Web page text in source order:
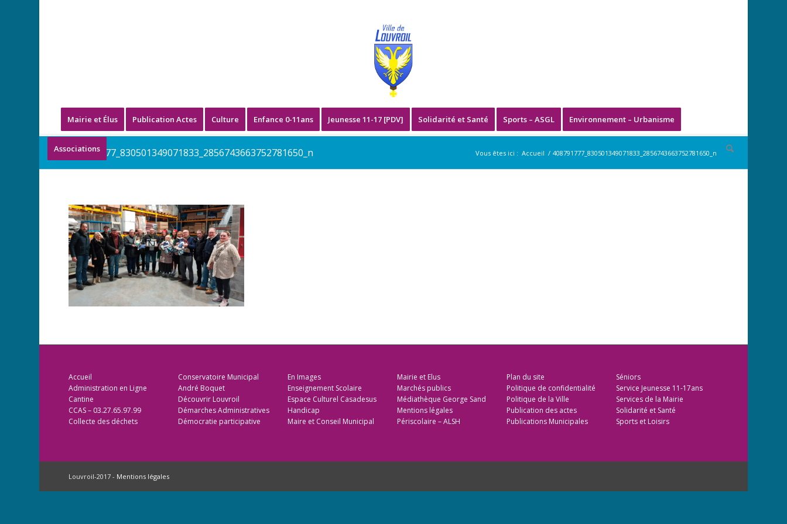
Mairie et Élus Publication Actes Culture Enfance 0-11ans Jeunesse 11-17 [PDV] Solidarité et Santé Sports – ASGL Environnement – Urbanisme
Associations
408791777_830501349071833_2856743663752781650_n Vous êtes ici : Accueil / 408791777_830501349071833_2856743663752781650_n
Accueil
Administration en Ligne
Cantine
CCAS – 03.27.65.97.99
Collecte des déchets
Conservatoire Municipal
André Boquet
Découvrir Louvroil
Démarches Administratives
Démocratie participative
En Images
Enseignement Scolaire
Espace Culturel Casadesus
Handicap
Maire et Conseil Municipal
Mairie et Elus
Marchés publics
Médiathèque George Sand
Mentions légales
Périscolaire – ALSH
Plan du site
Politique de confidentialité
Politique de la Ville
Publication des actes
Publications Municipales
Séniors
Service Jeunesse 11-17ans
Services de la Mairie
Solidarité et Santé
Sports et Loisirs
Louvroil-2017 - Mentions légales